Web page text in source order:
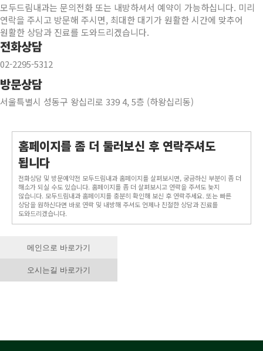
모두드림내과는 문의전화 또는 내방하셔서 예약이 가능하십니다. 미리
연락을 주시고 방문해 주시면, 최대한 대기가 원활한 시간에 맞추어
원활한 상담과 진료를 도와드리겠습니다.
전화상담
02-2295-5312
방문상담
서울특별시 성동구 왕십리로 339 4, 5층 (하왕십리동)
홈페이지를 좀 더 둘러보신 후 연락주셔도
됩니다
전화상담 및 방문예약전 모두드림내과 홈페이지를 살펴보시면, 궁금하신 부분이 좀 더
해소가 되실 수도 있습니다. 홈페이지를 좀 더 살펴보시고 연락을 주셔도 늦지
않습니다. 모두드림내과 홈페이지를 충분히 확인해 보신 후 연락주세요. 또는 빠른
상담을 원하신다면 바로 연락 및 내방해 주셔도 언제나 친절한 상담과 진료를
도와드리겠습니다.
메인으로 바로가기
오시는길 바로가기